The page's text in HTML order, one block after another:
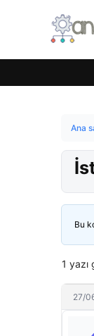
Ana
Bu
1 yazı
27/